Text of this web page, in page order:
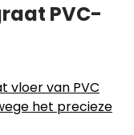
PVC-
vloer van PVC
het precieze